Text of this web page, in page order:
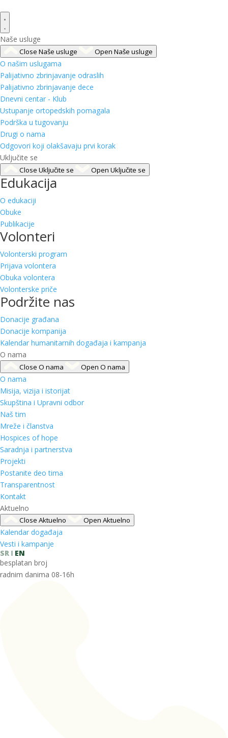
Naše usluge
Close Naše usluge Open Naše usluge
O našim uslugama
Palijativno zbrinjavanje odraslih
Palijativno zbrinjavanje dece
Dnevni centar - Klub
Ustupanje ortopedskih pomagala
Podrška u tugovanju
Drugi o nama
Odgovori koji olakšavaju prvi korak
Uključite se
Close Uključite se Open Uključite se
Edukacija
O edukaciji
Obuke
Publikacije
Volonteri
Volonterski program
Prijava volontera
Obuka volontera
Volonterske priče
Podržite nas
Donacije građana
Donacije kompanija
Kalendar humanitarnih događaja i kampanja
O nama
Close O nama Open O nama
O nama
Misija, vizija i istorijat
Skupština i Upravni odbor
Naš tim
Mreže i članstva
Hospices of hope
Saradnja i partnerstva
Projekti
Postanite deo tima
Transparentnost
Kontakt
Aktuelno
Close Aktuelno Open Aktuelno
Kalendar događaja
Vesti i kampanje
SR
EN
besplatan broj
radnim danima 08-16h